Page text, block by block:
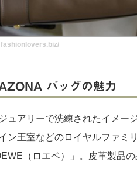
fashionlovers.biz/
バッグの魅力
ュアリーで洗練されたイメー
ン王室などのロイヤルファミ
（ロエベ）」。皮革製品